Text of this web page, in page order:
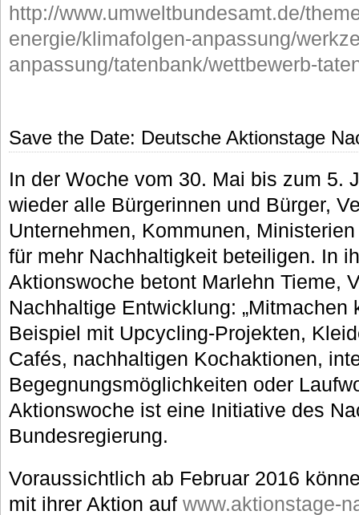
http://www.umweltbundesamt.de/
energie/klimafolgen-anpassung/
anpassung/tatenbank/wettbewerb-
Save the Date: Deutsche Aktionstage
In der Woche vom 30. Mai bis zum 5.
wieder alle Bürgerinnen und Bürger,
Unternehmen, Kommunen,
für mehr Nachhaltigkeit beteiligen. In
Aktionswoche betont Marlehn Tieme,
Nachhaltige Entwicklung: „Mitmachen
Beispiel mit Upcycling-Projekten,
Cafés, nachhaltigen Kochaktionen,
Begegnungsmöglichkeiten oder
Aktionswoche ist eine Initiative des
Bundesregierung.
Voraussichtlich ab Februar 2016
mit ihrer Aktion auf www.aktionstage-